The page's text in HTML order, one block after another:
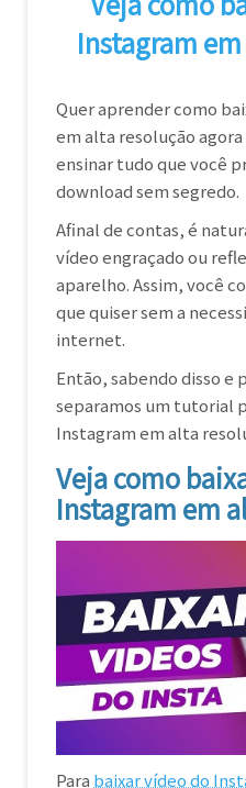
Instagram
Quer aprender como
em alta resolução
ensinar tudo que você
download sem segredo.
Afinal de contas, é
vídeo engraçado ou
aparelho. Assim, você
que quiser sem a
internet.
Então, sabendo disso e
separamos um tutorial
Instagram em alta
Veja como
Instagram em
Para baixar vídeo do